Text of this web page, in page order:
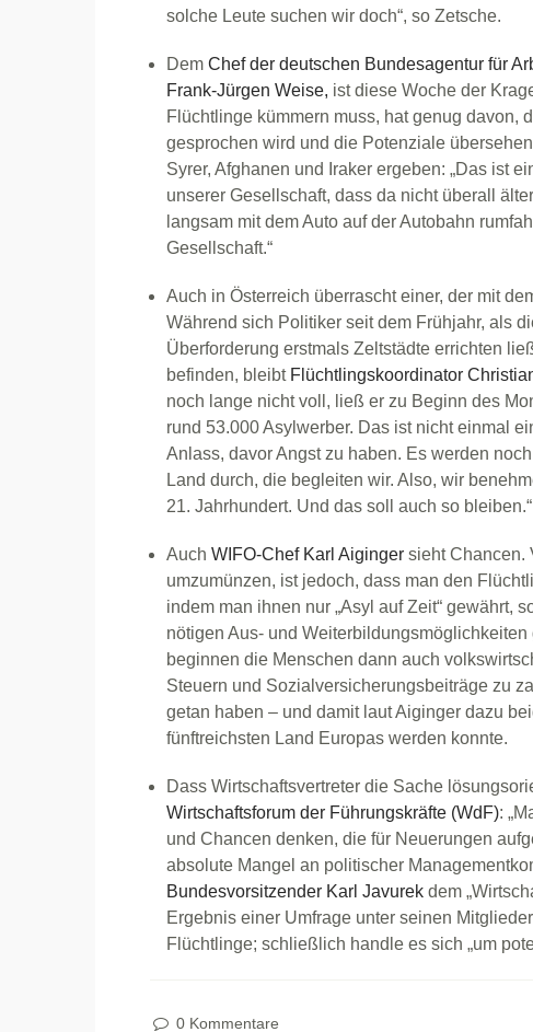
solche Leute suchen wir doch“, so Zetsche.
Dem Chef der deutschen Bundesagentur für
Frank-Jürgen Weise, ist diese Woche der
Flüchtlinge kümmern muss, hat genug davon,
gesprochen wird und die Potenziale
Syrer, Afghanen und Iraker ergeben: „Das ist
unserer Gesellschaft, dass da nicht überall
langsam mit dem Auto auf der Autobahn
Gesellschaft.“
Auch in Österreich überrascht einer, der mit
Während sich Politiker seit dem Frühjahr, als
Überforderung erstmals Zeltstädte errichten
befinden, bleibtFlüchtlingskoordinator
noch lange nicht voll, ließ er zu Beginn des
rund 53.000 Asylwerber. Das ist nicht einmal
Anlass, davor Angst zu haben. Es werden
Land durch, die begleiten wir. Also, wir
21. Jahrhundert. Und das soll auch so bleiben.“
Auch WIFO-Chef Karl Aiginger sieht Chancen.
umzumünzen, ist jedoch, dass man den
indem man ihnen nur „Asyl auf Zeit“ gewährt,
nötigen Aus- und
beginnen die Menschen dann auch
Steuern und Sozialversicherungsbeiträge zu
getan haben – und damit laut Aiginger dazu
fünftreichsten Land Europas werden konnte.
Dass Wirtschaftsvertreter die Sache
Wirtschaftsforum der Führungskräfte (WdF):
und Chancen denken, die für Neuerungen
absolute Mangel an politischer
Bundesvorsitzender Karl Javurek dem
Ergebnis einer Umfrage unter seinen
Flüchtlinge; schließlich handle es sich „um
0 Kommentare